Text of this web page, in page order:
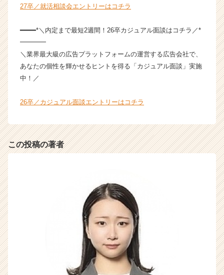
27卒／就活相談会エントリーはコチラ
━━━━*＼内定まで最短2週間！26卒カジュアル面談はコチラ／*
━━━━
＼業界最大級の広告プラットフォームの運営する広告会社で、
あなたの個性を輝かせるヒントを得る「カジュアル面談」実施
中！／
26卒／カジュアル面談エントリーはコチラ
この投稿の著者